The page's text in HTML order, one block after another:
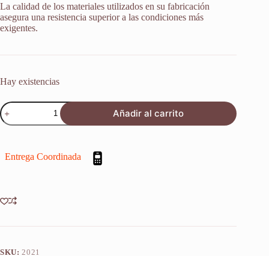
La calidad de los materiales utilizados en su fabricación
asegura una resistencia superior a las condiciones más
exigentes.
Hay existencias
Retenes
Suspensión
Kawasaki
Abs
cantidad
Añadir al carrito
Entrega Coordinada
SKU: 2021